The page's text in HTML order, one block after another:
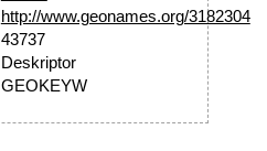
http://www.geonames.org/3182304
43737
Deskriptor
GEOKEYW